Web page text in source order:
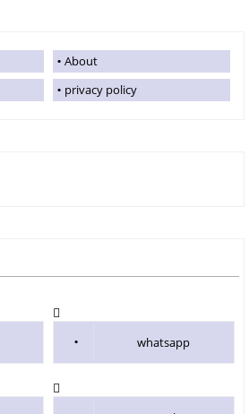
About
privacy policy
whatsapp